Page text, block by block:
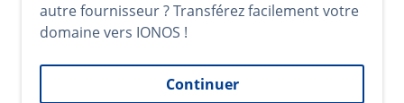
autre fournisseur ? Transférez facilement votre
domaine vers IONOS !
Continuer